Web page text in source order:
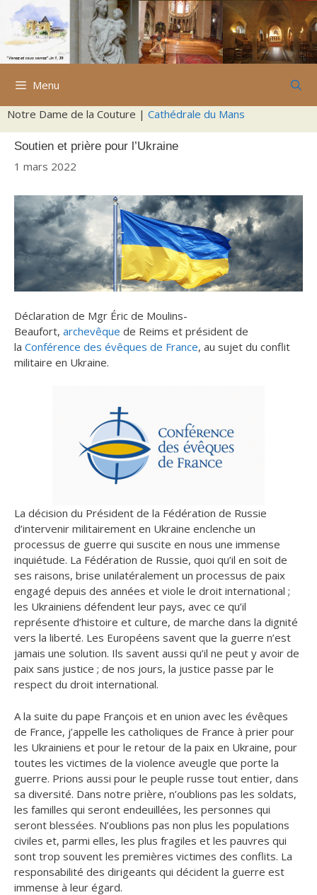
Aller
contenu
Menu
Notre Dame de la Couture | Cathédrale du Mans
Soutien et prière pour l’Ukraine
1 mars 2022
Déclaration de Mgr Éric de Moulins-
Beaufort, archevêque de Reims et président de
la Conférence des évêques de France, au sujet du conflit
militaire en Ukraine.
La décision du Président de la Fédération de Russie
d’intervenir militairement en Ukraine enclenche un
processus de guerre qui suscite en nous une immense
inquiétude. La Fédération de Russie, quoi qu’il en soit de
ses raisons, brise unilatéralement un processus de paix
engagé depuis des années et viole le droit international ;
les Ukrainiens défendent leur pays, avec ce qu’il
représente d’histoire et culture, de marche dans la dignité
vers la liberté. Les Européens savent que la guerre n’est
jamais une solution. Ils savent aussi qu’il ne peut y avoir de
paix sans justice ; de nos jours, la justice passe par le
respect du droit international.
A la suite du pape François et en union avec les évêques
de France, j’appelle les catholiques de France à prier pour
les Ukrainiens et pour le retour de la paix en Ukraine, pour
toutes les victimes de la violence aveugle que porte la
guerre. Prions aussi pour le peuple russe tout entier, dans
sa diversité. Dans notre prière, n’oublions pas les soldats,
les familles qui seront endeuillées, les personnes qui
seront blessées. N’oublions pas non plus les populations
civiles et, parmi elles, les plus fragiles et les pauvres qui
sont trop souvent les premières victimes des conflits. La
responsabilité des dirigeants qui décident la guerre est
immense à leur égard.